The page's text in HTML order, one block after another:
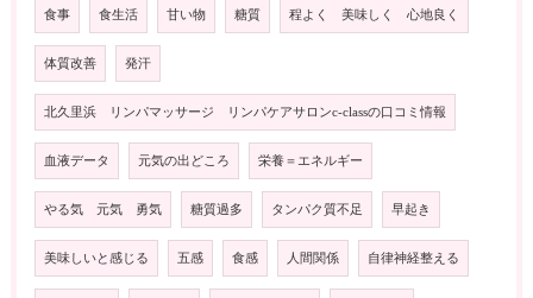
食事 食生活 甘い物 糖質 程よく 美味しく 心地良く
体質改善 発汗
北久里浜 リンパマッサージ リンパケアサロンc-classの口コミ情報
血液データ 元気の出どころ 栄養＝エネルギー
やる気 元気 勇気 糖質過多 タンパク質不足 早起き
美味しいと感じる 五感 食感 人間関係 自律神経整える